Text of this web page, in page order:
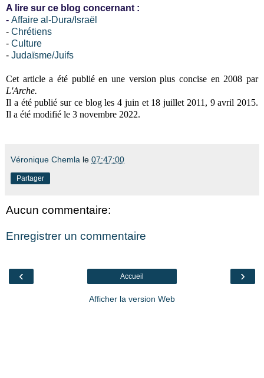
A lire sur ce blog concernant :
- Affaire al-Dura/Israël
- Chrétiens
- Culture
- Judaïsme/Juifs
Cet article a été publié en une version plus concise en 2008 par
L'Arche.
Il a été publié sur ce blog les 4 juin et 18 juillet 2011, 9 avril 2015.
Il a été modifié le 3 novembre 2022.
Véronique Chemla le 07:47:00
Partager
Aucun commentaire:
Enregistrer un commentaire
‹ ›
Accueil
Afficher la version Web